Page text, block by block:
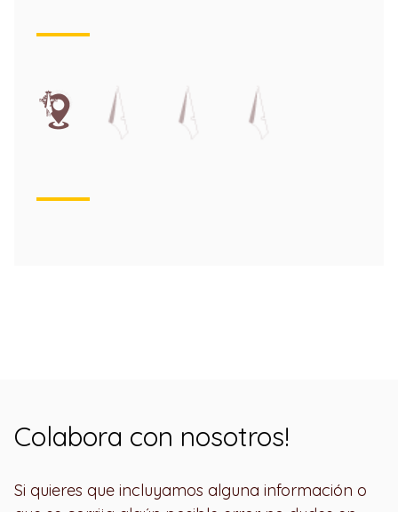
Colabora con nosotros!
Si quieres que incluyamos alguna información o